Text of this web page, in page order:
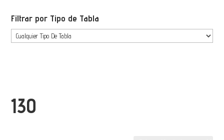
Filtrar por Tipo de Tabla
130